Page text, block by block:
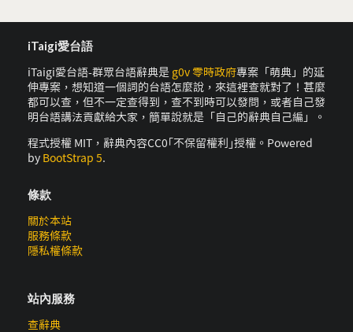
iTaigi愛台語
iTaigi愛台語-群眾台語辭典是 g0v 零時政府專案「萌典」的延
伸專案，想知道一個詞的台語怎麼說，來這裡查就對了！甚麼
都可以查，但不一定查得到，查不到時可以發問，或者自己發
明台語講法貢獻給大家，簡單說就是「自己的辭典自己編」。
程式授權 MIT，辭典內容CC0｢不保留權利｣授權。Powered
by BootStrap 5.
條款
關於本站
服務條款
隱私權條款
站內服務
查辭典